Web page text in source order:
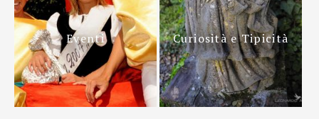
Eventi Curiosità e Tipicità